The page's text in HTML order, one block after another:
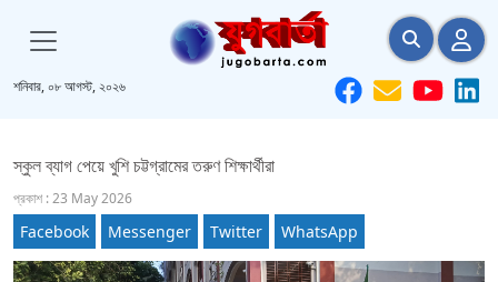
শনিবার, ০৮ আগস্ট, ২০২৬
স্কুল ব্যাগ পেয়ে খুশি চট্টগ্রামের তরুণ শিক্ষার্থীরা
প্রকাশ : 23 May 2026
Facebook Messenger Twitter WhatsApp